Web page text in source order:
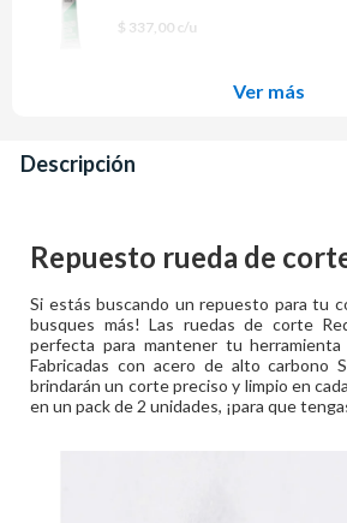
$ 337,00 c/u
Ver más
Descripción
Repuesto rueda de
Si estás buscando un repuesto para tu
busques más! Las ruedas de corte
perfecta para mantener tu
Fabricadas con acero de alto carbono
brindarán un corte preciso y limpio en
en un pack de 2 unidades, ¡para que